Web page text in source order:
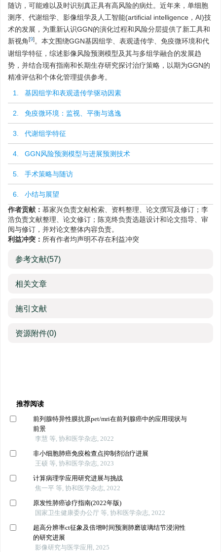
随访，可能难以及时识别真正具有高风险的病灶。近年来，单细胞
测序、代谢组学、影像组学及人工智能(artificial intelligence，AI)技
术的发展，为重新认识GGN的演化过程和风险分层提供了新工具和
新视角[9]。本文围绕GGN基因组学、表观遗传学、免疫微环境和代
谢组学特征，综述影像风险预测模型及其与多组学融合的发展趋
势，并结合现有指南和长期生存研究探讨治疗策略，以期为GGN的
精准评估和个体化管理提供参考。
1. 基因组学和表观遗传学驱动因素
2. 免疫微环境：监视、平衡与逃逸
3. 代谢组学特征
4. GGN风险预测模型与进展预测技术
5. 手术策略与随访
6. 小结与展望
作者贡献： 慕家兴负责文献检索、资料整理、论文撰写及修订；李
浩负责文献整理、论文修订；陈克终负责选题设计和论文指导、审
阅与修订，并对论文整体内容负责。
利益冲突： 所有作者均声明不存在利益冲突
参考文献(57)
相关文章
施引文献
资源附件(0)
推荐阅读
前列腺特异性膜抗原pet/mri在前列腺癌中的应用现状与
前景
李慧 等, 协和医学杂志, 2022
非小细胞肺癌免疫检查点抑制剂治疗进展
王硕 等, 协和医学杂志, 2023
计算病理学应用研究进展与挑战
焦一平 等, 协和医学杂志, 2022
原发性肺癌诊疗指南(2022年版)
国家卫生健康委办公厅 等, 协和医学杂志, 2022
超高分辨率ct征象及倍增时间预测肺磨玻璃结节浸润性
的研究进展
影像研究与医学应用, 2025